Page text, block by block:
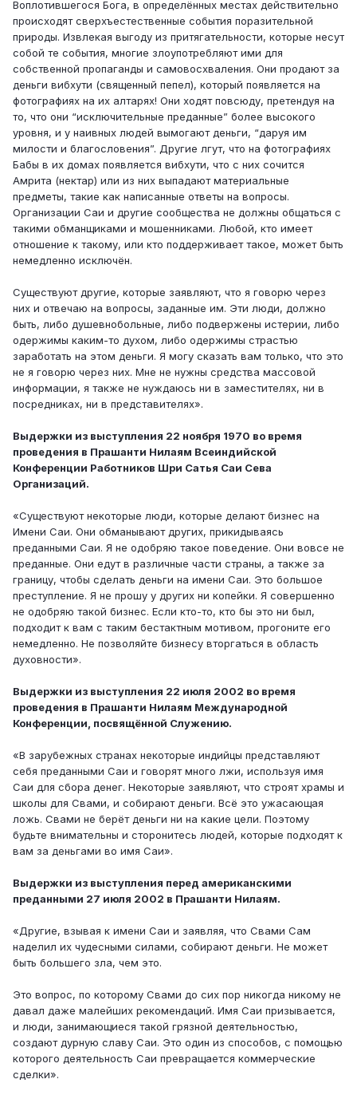
Воплотившегося Бога, в определённых местах действительно
происходят сверхъестественные события поразительной
природы. Извлекая выгоду из притягательности, которые несут
собой те события, многие злоупотребляют ими для
собственной пропаганды и самовосхваления. Они продают за
деньги вибхути (священный пепел), который появляется на
фотографиях на их алтарях! Они ходят повсюду, претендуя на
то, что они “исключительные преданные” более высокого
уровня, и у наивных людей вымогают деньги, “даруя им
милости и благословения”. Другие лгут, что на фотографиях
Бабы в их домах появляется вибхути, что с них сочится
Амрита (нектар) или из них выпадают материальные
предметы, такие как написанные ответы на вопросы.
Организации Саи и другие сообщества не должны общаться с
такими обманщиками и мошенниками. Любой, кто имеет
отношение к такому, или кто поддерживает такое, может быть
немедленно исключён.
Существуют другие, которые заявляют, что я говорю через
них и отвечаю на вопросы, заданные им. Эти люди, должно
быть, либо душевнобольные, либо подвержены истерии, либо
одержимы каким-то духом, либо одержимы страстью
заработать на этом деньги. Я могу сказать вам только, что это
не я говорю через них. Мне не нужны средства массовой
информации, я также не нуждаюсь ни в заместителях, ни в
посредниках, ни в представителях».
Выдержки из выступления 22 ноября 1970 во время
проведения в Прашанти Нилаям Всеиндийской
Конференции Работников Шри Сатья Саи Сева
Организаций.
«Существуют некоторые люди, которые делают бизнес на
Имени Саи. Они обманывают других, прикидываясь
преданными Саи. Я не одобряю такое поведение. Они вовсе не
преданные. Они едут в различные части страны, а также за
границу, чтобы сделать деньги на имени Саи. Это большое
преступление. Я не прошу у других ни копейки. Я совершенно
не одобряю такой бизнес. Если кто-то, кто бы это ни был,
подходит к вам с таким бестактным мотивом, прогоните его
немедленно. Не позволяйте бизнесу вторгаться в область
духовности».
Выдержки из выступления 22 июля 2002 во время
проведения в Прашанти Нилаям Международной
Конференции, посвящённой Служению.
«В зарубежных странах некоторые индийцы представляют
себя преданными Саи и говорят много лжи, используя имя
Саи для сбора денег. Некоторые заявляют, что строят храмы и
школы для Свами, и собирают деньги. Всё это ужасающая
ложь. Свами не берёт деньги ни на какие цели. Поэтому
будьте внимательны и сторонитесь людей, которые подходят к
вам за деньгами во имя Саи».
Выдержки из выступления перед американскими
преданными 27 июля 2002 в Прашанти Нилаям.
«Другие, взывая к имени Саи и заявляя, что Свами Сам
наделил их чудесными силами, собирают деньги. Не может
быть большего зла, чем это.
Это вопрос, по которому Свами до сих пор никогда никому не
давал даже малейших рекомендаций. Имя Саи призывается,
и люди, занимающиеся такой грязной деятельностью,
создают дурную славу Саи. Это один из способов, с помощью
которого деятельность Саи превращается коммерческие
сделки».